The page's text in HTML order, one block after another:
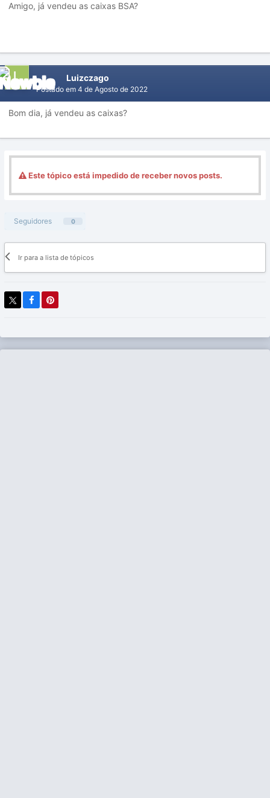
Amigo, já vendeu as caixas BSA?
Luizczago
Postado em 4 de Agosto de 2022
Bom dia, já vendeu as caixas?
Este tópico está impedido de receber novos posts.
Seguidores 0
Ir para a lista de tópicos